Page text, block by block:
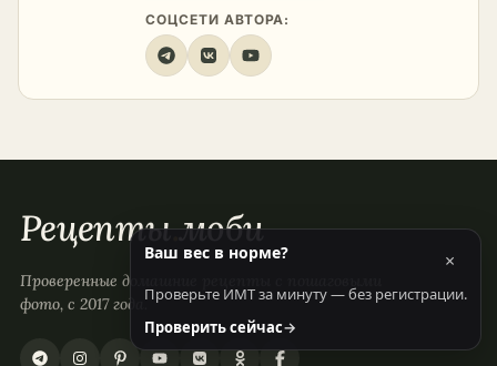
СОЦСЕТИ АВТОРА:
Рецепты.моби
Проверенные домашние рецепты с пошаговыми
фото, с 2017 года.
Ваш вес в норме? ×
Проверьте ИМТ за минуту — без регистрации.
Проверить сейчас→